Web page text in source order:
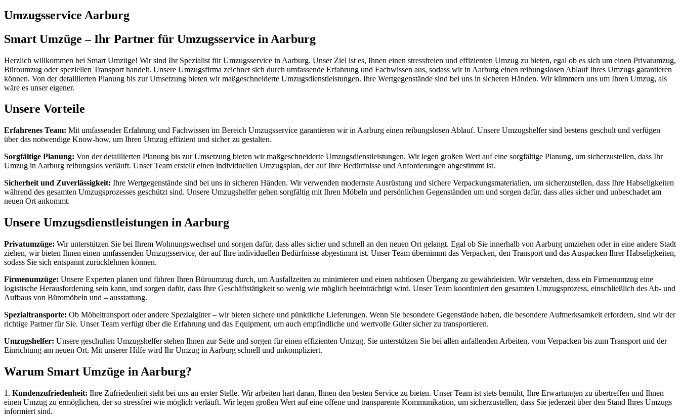
Umzugsservice Aarburg
Smart Umzüge – Ihr Partner für Umzugsservice in Aarburg
Herzlich willkommen bei Smart Umzüge! Wir sind Ihr Spezialist für Umzugsservice in Aarburg. Unser Ziel ist es, Ihnen einen stressfreien und effizienten Umzug zu bieten, egal ob es sich um einen Privatumzug,
Büroumzug oder speziellen Transport handelt. Unsere Umzugsfirma zeichnet sich durch umfassende Erfahrung und Fachwissen aus, sodass wir in Aarburg einen reibungslosen Ablauf Ihres Umzugs garantieren
können. Von der detaillierten Planung bis zur Umsetzung bieten wir maßgeschneiderte Umzugsdienstleistungen. Ihre Wertgegenstände sind bei uns in sicheren Händen. Wir kümmern uns um Ihren Umzug, als
wäre es unser eigener.
Unsere Vorteile
Erfahrenes Team: Mit umfassender Erfahrung und Fachwissen im Bereich Umzugsservice garantieren wir in Aarburg einen reibungslosen Ablauf. Unsere Umzugshelfer sind bestens geschult und verfügen
über das notwendige Know-how, um Ihren Umzug effizient und sicher zu gestalten.
Sorgfältige Planung: Von der detaillierten Planung bis zur Umsetzung bieten wir maßgeschneiderte Umzugsdienstleistungen. Wir legen großen Wert auf eine sorgfältige Planung, um sicherzustellen, dass Ihr
Umzug in Aarburg reibungslos verläuft. Unser Team erstellt einen individuellen Umzugsplan, der auf Ihre Bedürfnisse und Anforderungen abgestimmt ist.
Sicherheit und Zuverlässigkeit: Ihre Wertgegenstände sind bei uns in sicheren Händen. Wir verwenden modernste Ausrüstung und sichere Verpackungsmaterialien, um sicherzustellen, dass Ihre Habseligkeiten
während des gesamten Umzugsprozesses geschützt sind. Unsere Umzugshelfer gehen sorgfältig mit Ihren Möbeln und persönlichen Gegenständen um und sorgen dafür, dass alles sicher und unbeschadet am
neuen Ort ankommt.
Unsere Umzugsdienstleistungen in Aarburg
Privatumzüge: Wir unterstützen Sie bei Ihrem Wohnungswechsel und sorgen dafür, dass alles sicher und schnell an den neuen Ort gelangt. Egal ob Sie innerhalb von Aarburg umziehen oder in eine andere Stadt
ziehen, wir bieten Ihnen einen umfassenden Umzugsservice, der auf Ihre individuellen Bedürfnisse abgestimmt ist. Unser Team übernimmt das Verpacken, den Transport und das Auspacken Ihrer Habseligkeiten,
sodass Sie sich entspannt zurücklehnen können.
Firmenumzüge: Unsere Experten planen und führen Ihren Büroumzug durch, um Ausfallzeiten zu minimieren und einen nahtlosen Übergang zu gewährleisten. Wir verstehen, dass ein Firmenumzug eine
logistische Herausforderung sein kann, und sorgen dafür, dass Ihre Geschäftstätigkeit so wenig wie möglich beeinträchtigt wird. Unser Team koordiniert den gesamten Umzugsprozess, einschließlich des Ab- und
Aufbaus von Büromöbeln und – ausstattung.
Spezialtransporte: Ob Möbeltransport oder andere Spezialgüter – wir bieten sichere und pünktliche Lieferungen. Wenn Sie besondere Gegenstände haben, die besondere Aufmerksamkeit erfordern, sind wir der
richtige Partner für Sie. Unser Team verfügt über die Erfahrung und das Equipment, um auch empfindliche und wertvolle Güter sicher zu transportieren.
Umzugshelfer: Unsere geschulten Umzugshelfer stehen Ihnen zur Seite und sorgen für einen effizienten Umzug. Sie unterstützen Sie bei allen anfallenden Arbeiten, vom Verpacken bis zum Transport und der
Einrichtung am neuen Ort. Mit unserer Hilfe wird Ihr Umzug in Aarburg schnell und unkompliziert.
Warum Smart Umzüge in Aarburg?
1. Kundenzufriedenheit: Ihre Zufriedenheit steht bei uns an erster Stelle. Wir arbeiten hart daran, Ihnen den besten Service zu bieten. Unser Team ist stets bemüht, Ihre Erwartungen zu übertreffen und Ihnen
einen Umzug zu ermöglichen, der so stressfrei wie möglich verläuft. Wir legen großen Wert auf eine offene und transparente Kommunikation, um sicherzustellen, dass Sie jederzeit über den Stand Ihres Umzugs
informiert sind.